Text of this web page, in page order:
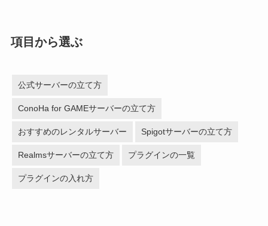
項目から選ぶ
公式サーバーの立て方
ConoHa for GAMEサーバーの立て方
おすすめのレンタルサーバー Spigotサーバーの立て方
Realmsサーバーの立て方 プラグインの一覧
プラグインの入れ方